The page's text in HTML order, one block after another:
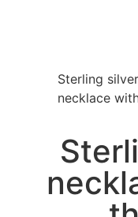
/ Sterling
necklace